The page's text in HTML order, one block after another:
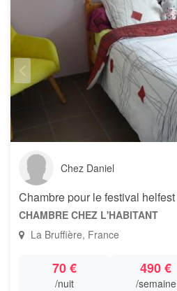
Chez Daniel
Chambre pour le festival helfest
CHAMBRE CHEZ L'HABITANT
La Bruffière, France
70 €
/nuit
490 €
/semaine